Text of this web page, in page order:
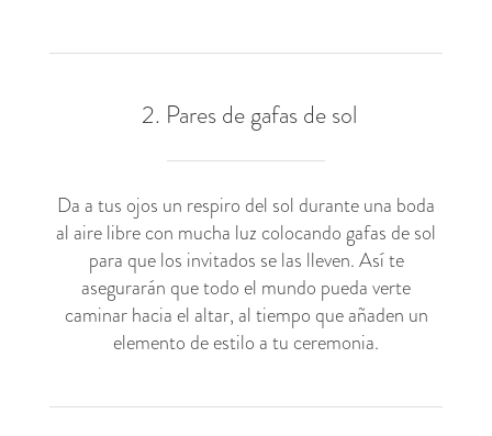
2. Pares de gafas de sol
Da a tus ojos un respiro del sol durante una boda
al aire libre con mucha luz colocando gafas de sol
para que los invitados se las lleven. Así te
asegurarán que todo el mundo pueda verte
caminar hacia el altar, al tiempo que añaden un
elemento de estilo a tu ceremonia.